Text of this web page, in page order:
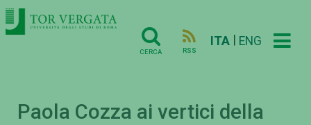
CERCA RSS
ITA ENG
Paola Cozza ai vertici della